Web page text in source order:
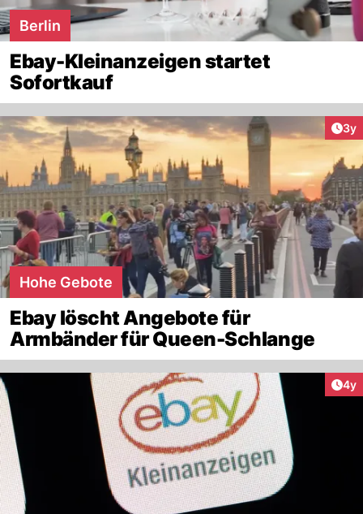
Berlin
Ebay-Kleinanzeigen startet
Sofortkauf
3y
Hohe Gebote
Ebay löscht Angebote für
Armbänder für Queen-Schlange
4y